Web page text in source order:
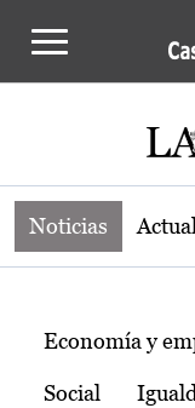
Noticias de
Noticias
Temas
Economía y
Social